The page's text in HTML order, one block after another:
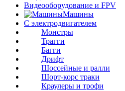
Видеооборудование и FPV
Машины
С электродвигателем
Монстры
Трагги
Багги
Дрифт
Шоссейные и ралли
Шорт-корс траки
Краулеры и трофи